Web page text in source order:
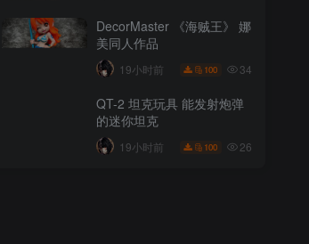
DecorMaster 《海贼王》 娜
美同人作品
19小时前 100 34
QT-2 坦克玩具 能发射炮弹
的迷你坦克
19小时前 100 26
利同人图
19小时前
治同人图
19小时前